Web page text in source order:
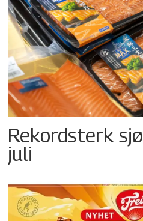
Rekordsterk
juli